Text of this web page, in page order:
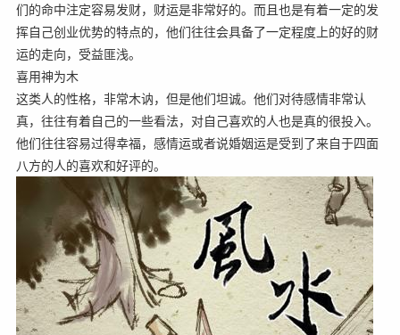
们的命中注定容易发财，财运是非常好的。而且也是有着一定的发
挥自己创业优势的特点的，他们往往会具备了一定程度上的好的财
运的走向，受益匪浅。
喜用神为木
这类人的性格，非常木讷，但是他们坦诚。他们对待感情非常认
真，往往有着自己的一些看法，对自己喜欢的人也是真的很投入。
他们往往容易过得幸福，感情运或者说婚姻运是受到了来自于四面
八方的人的喜欢和好评的。